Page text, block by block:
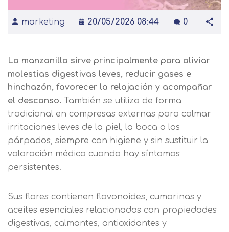
marketing 20/05/2026 08:44 0
La manzanilla sirve principalmente para aliviar
molestias digestivas leves, reducir gases e
hinchazón, favorecer la relajación y acompañar
el descanso. También se utiliza de forma
tradicional en compresas externas para calmar
irritaciones leves de la piel, la boca o los
párpados, siempre con higiene y sin sustituir la
valoración médica cuando hay síntomas
persistentes.
Sus flores contienen flavonoides, cumarinas y
aceites esenciales relacionados con propiedades
digestivas, calmantes, antioxidantes y